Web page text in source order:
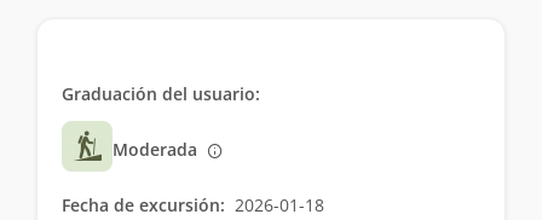
Graduación del usuario:
Moderada
Fecha de excursión: 2026-01-18